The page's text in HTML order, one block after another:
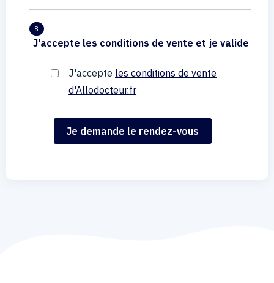
8
J'accepte les conditions de vente et je valide
J'accepte les conditions de vente
d'Allodocteur.fr